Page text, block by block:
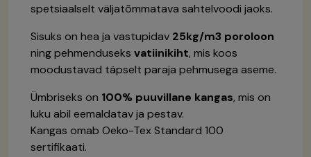
spetsiaalselt väljatõmmatava sahtelvoodi jaoks.
Sisuks on hea ja vastupidav 25kg/m3 poroloon
ning pehmenduseks vatiinikiht, mis koos
moodustavad täpselt paraja pehmusega aseme.
Ümbriseks on 100% puuvillane kangas, mis on
luku abil eemaldatav ja pestav.
Kangas omab Oeko-Tex Standard 100
sertifikaati.